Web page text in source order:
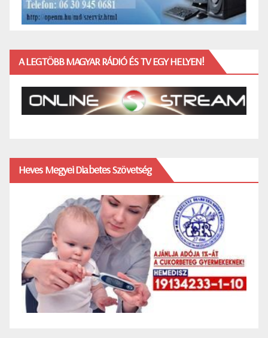
A LEGTÖBB MAGYAR RÁDIÓ ÉS TV EGY HELYEN!
Heves Megyei Diabetes Szövetség